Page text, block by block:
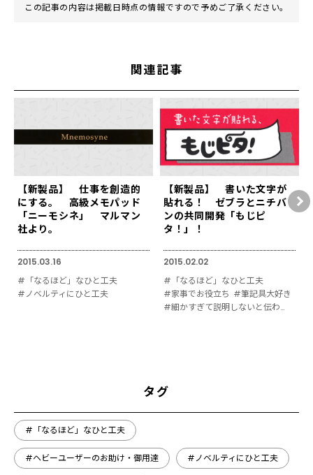
この記事の内容は掲載日時点の情報ですので予めご了承ください。
関連記事
【新製品】 仕事を創造的
にする。 高級メモパッド
「ニーモシネ」 マルマン
社より。
2015.03.16
#「なるほど」なひと工夫
#ノベルティにひと工夫
【新製品】 書いた文字が
貼れる！ ゼブラとニチバ
ンの共同開発「もじピ
タ！」！
2015.02.02
#「なるほど」なひと工夫
#家事でお役立ち #筆記具大好き
#細かすぎて説明しないと伝わりにくい
タグ
#「なるほど」なひと工夫
#ヘビーユーザーのお助け・御用達 #ノベルティにひと工夫